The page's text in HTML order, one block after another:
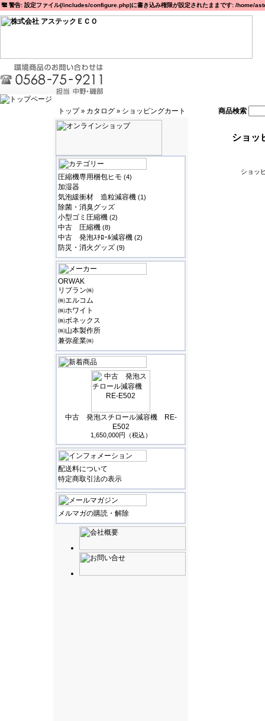
警告: 設定ファイル(/includes/configure.php)に書き込み権限が設定されたままです: /
トップ» カタログ » ショッピングカート 商品検索
圧縮機専用梱包ヒモ (4)
加湿器
気泡緩衝材 造粒減容機 (1)
除菌・消臭グッズ
小型ゴミ圧縮機 (2)
中古 圧縮機 (8)
中古 発泡ｽﾁﾛｰﾙ減容機 (2)
防災・消火グッズ (9)
ORWAK
リブラン㈱
㈱エルコム
㈱ホワイト
㈱ボネックス
㈱山本製作所
兼弥産業㈱
中古 発泡スチロール減容機 RE-
E502
1,650,000円（税込）
配送料について
特定商取引法の表示
メルマガの購読・解除
ショッ
ショッ